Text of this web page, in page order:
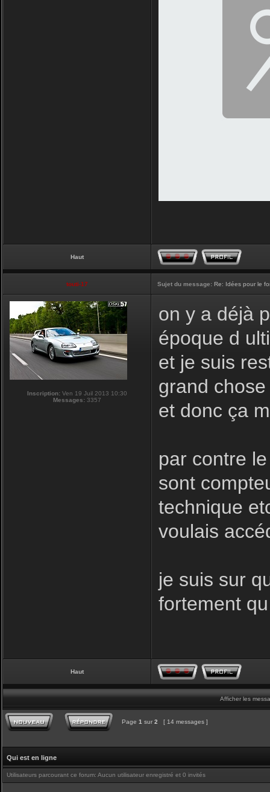
Haut
touti-17 Sujet du message: Re: Idées pour le
Inscription: Ven 19 Juil 2013 10:30
Messages: 3357
on y a déjà
époque d
et je suis
grand
et donc ça
par contre
sont
technique
voulais
je suis sur
fortement
Haut
Afficher les
Page 1 sur 2 [ 14 messages ]
Qui est en ligne
Utilisateurs parcourant ce forum: Aucun utilisateur enregistré et 0 invités